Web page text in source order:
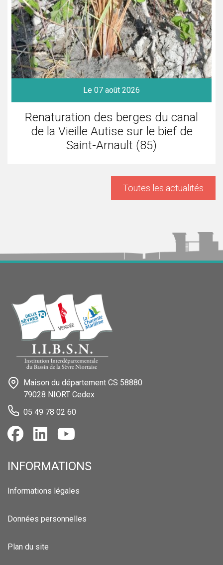
Le 07 août 2026
Renaturation des berges du canal
de la Vieille Autise sur le bief de
Saint-Arnault (85)
Toutes les actualités
Maison du département CS 58880
79028 NIORT Cedex
05 49 78 02 60
INFORMATIONS
Informations légales
Données personnelles
Plan du site